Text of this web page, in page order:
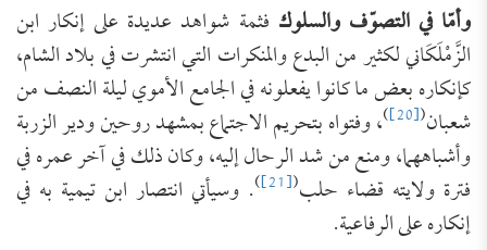
وأمّا في التصوّف والسلوك فثمة شواهد عديدة على إنكار ابن
الزَّمْلَكَاني لكثير من البدع والمنكرات التي انتشرت في بلاد الشام،
كإنكاره بعض ما كانوا يفعلونه في الجامع الأموي ليلة النصف من
شعبان(
[20]
)، وفتواه بتحريم الاجتماع بمشهد روحين ودير الزربة
وأشباههما، ومنع من شد الرحال إليه، وكان ذلك في آخر عمره في
فترة ولايته قضاء حلب(
[21]
). وسيأتي انتصار ابن تيمية به في
إنكاره على الرفاعية.